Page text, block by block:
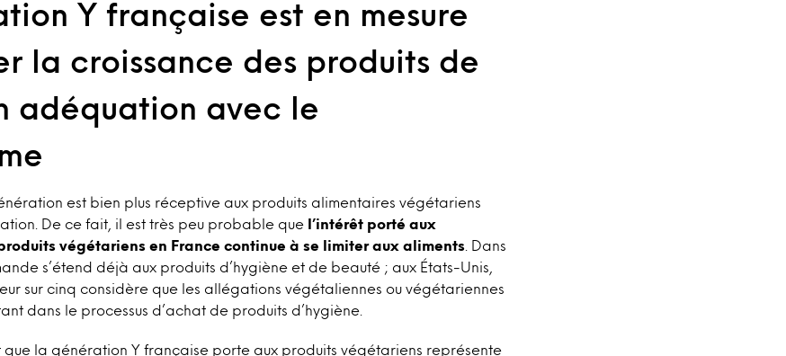
Y française est en mesure
la croissance des produits de
adéquation avec le
est bien plus réceptive aux produits alimentaires végétariens
De ce fait, il est très peu probable que l’intérêt porté aux
végétariens en France continue à se limiter aux aliments . Dans
s’étend déjà aux produits d’hygiène et de beauté ; aux États-Unis,
sur cinq considère que les allégations végétaliennes ou végétariennes
dans le processus d’achat de produits d’hygiène.
que la génération Y française porte aux produits végétariens représente